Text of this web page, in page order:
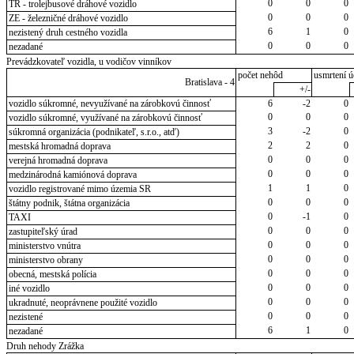
TR - trolejbusové dráhové vozidlo 0 0
0
ZE - železničné dráhové vozidlo
0 0
0
nezistený druh cestného vozidla
6 1
0
nezadané
0 0
0
Prevádzkovateľ vozidla, u vodičov vinníkov
Bratislava - 4
počet nehôd
usmrtení
+/-
vozidlo súkromné, nevyužívané na zárobkovú činnosť
6 -2
0
vozidlo súkromné, využívané na zárobkovú činnosť
0 0
0
súkromná organizácia (podnikateľ, s.r.o., atď)
3 -2
0
mestská hromadná doprava
2 2
0
verejná hromadná doprava
0 0
0
medzinárodná kamiónová doprava
0 0
0
vozidlo registrované mimo územia SR
1 1
0
štátny podnik, štátna organizácia
0 0
0
TAXI
0 -1
0
zastupiteľský úrad
0 0
0
ministerstvo vnútra
0 0
0
ministerstvo obrany
0 0
0
obecná, mestská polícia
0 0
0
iné vozidlo
0 0
0
ukradnuté, neoprávnene použité vozidlo
0 0
0
nezistené
0 0
0
nezadané
6 1
0
Druh nehody Zrážka